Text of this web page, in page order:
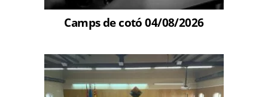
Camps de cotó 04/08/2026